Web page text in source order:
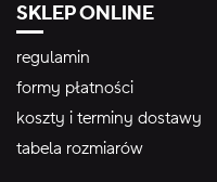
SKLEP ONLINE
regulamin
formy płatności
koszty i terminy dostawy
tabela rozmiarów